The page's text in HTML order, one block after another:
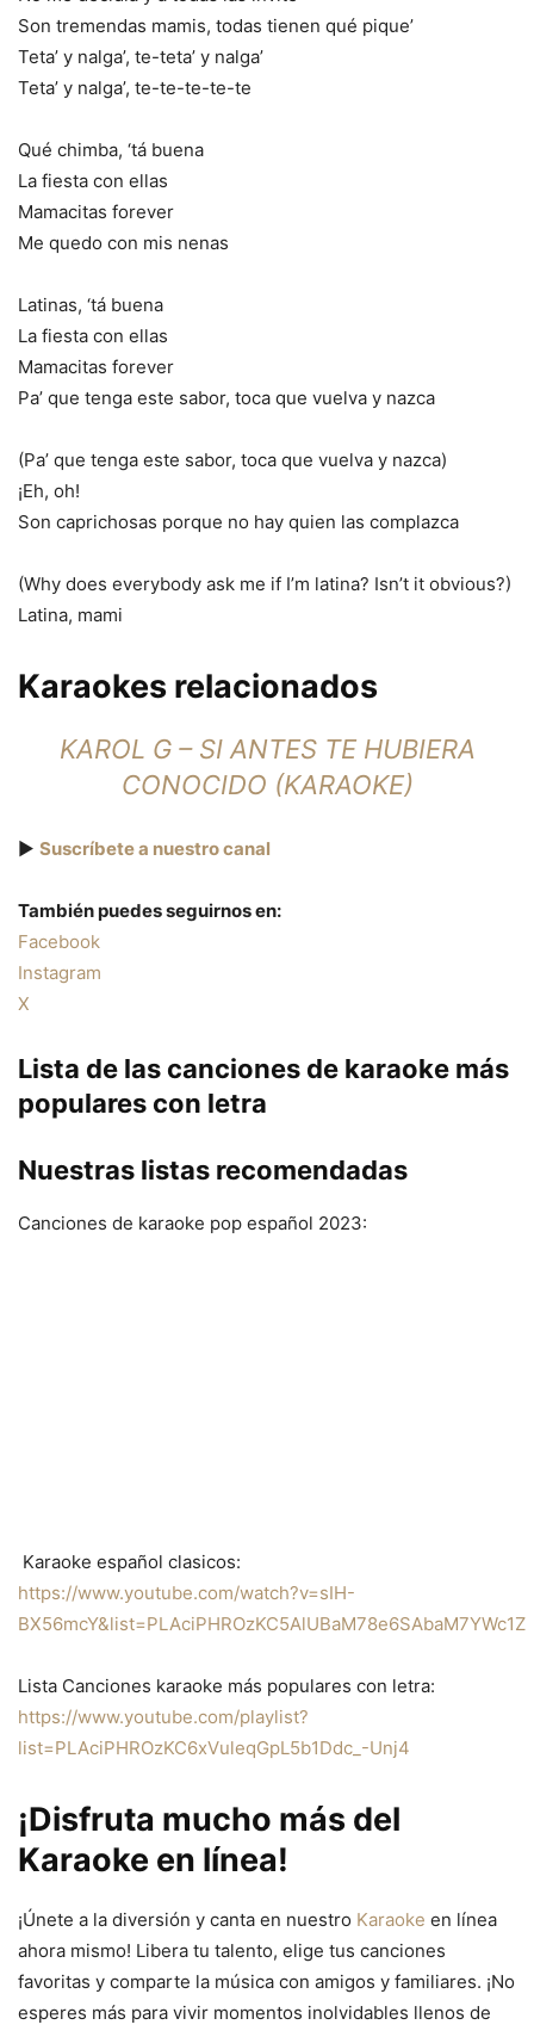
Son tremendas mamis, todas tienen qué pique’
Teta’ y nalga’, te-teta’ y nalga’
Teta’ y nalga’, te-te-te-te-te
Qué chimba, ‘tá buena
La fiesta con ellas
Mamacitas forever
Me quedo con mis nenas
Latinas, ‘tá buena
La fiesta con ellas
Mamacitas forever
Pa’ que tenga este sabor, toca que vuelva y nazca
(Pa’ que tenga este sabor, toca que vuelva y nazca)
¡Eh, oh!
Son caprichosas porque no hay quien las complazca
(Why does everybody ask me if I’m latina? Isn’t it obvious?)
Latina, mami
Karaokes relacionados
KAROL G – SI ANTES TE HUBIERA
CONOCIDO (KARAOKE)
▶️ Suscríbete a nuestro canal
También puedes seguirnos en:
Facebook
Instagram
X
Lista de las canciones de karaoke más
populares con letra
Nuestras listas recomendadas
Canciones de karaoke pop español 2023:
Karaoke español clasicos:
https://www.youtube.com/watch?v=sIH-
BX56mcY&list=PLAciPHROzKC5AlUBaM78e6SAbaM7YWc1Z
Lista Canciones karaoke más populares con letra:
https://www.youtube.com/playlist?
list=PLAciPHROzKC6xVuleqGpL5b1Ddc_-Unj4
¡Disfruta mucho más del
Karaoke en línea!
¡Únete a la diversión y canta en nuestro Karaoke en línea
ahora mismo! Libera tu talento, elige tus canciones
favoritas y comparte la música con amigos y familiares. ¡No
esperes más para vivir momentos inolvidables llenos de